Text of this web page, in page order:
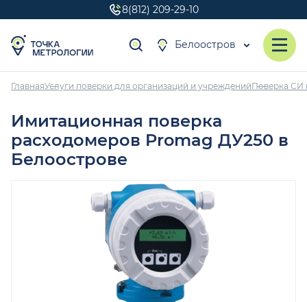
8(812) 209-29-10
Белоостров
ГлавнаяУслуги поверки для организаций и учрежденийПоверка СИ
Имитационная поверка
расходомеров Promag ДУ250 в
Белоострове